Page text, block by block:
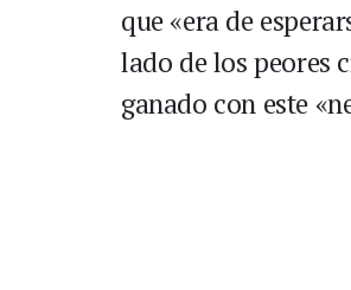
que «era de
lado de los peores
ganado con este